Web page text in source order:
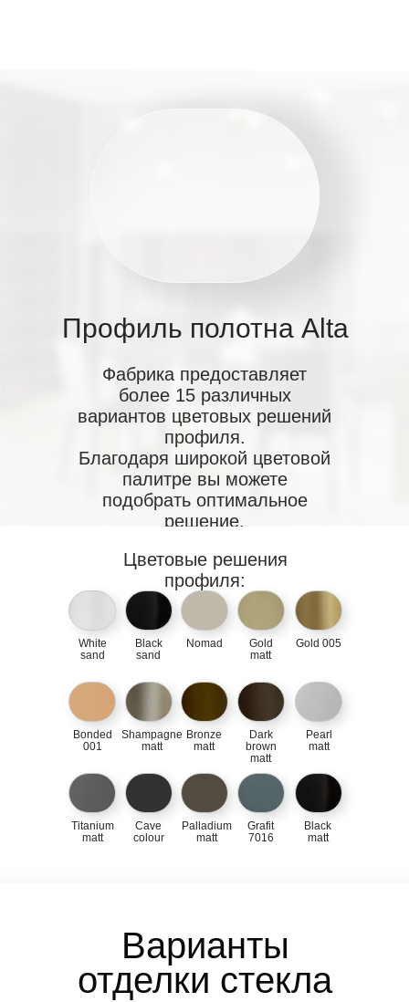
Профиль полотна Alta
Фабрика предоставляет
более 15 различных
вариантов цветовых решений
профиля.
Благодаря широкой цветовой
палитре вы можете
подобрать оптимальное
решение.
White
sand
Black
sand
Nomad
Gold
matt
Gold 005
Bonded
001
Shampagne
matt
Bronze
matt
Dark
brown
matt
Pearl
matt
Titanium
matt
Cave
colour
Palladium
matt
Grafit
7016
Black
matt
Цветовые решения
профиля:
Варианты
отделки стекла